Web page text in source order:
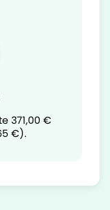
371,00 €
€).